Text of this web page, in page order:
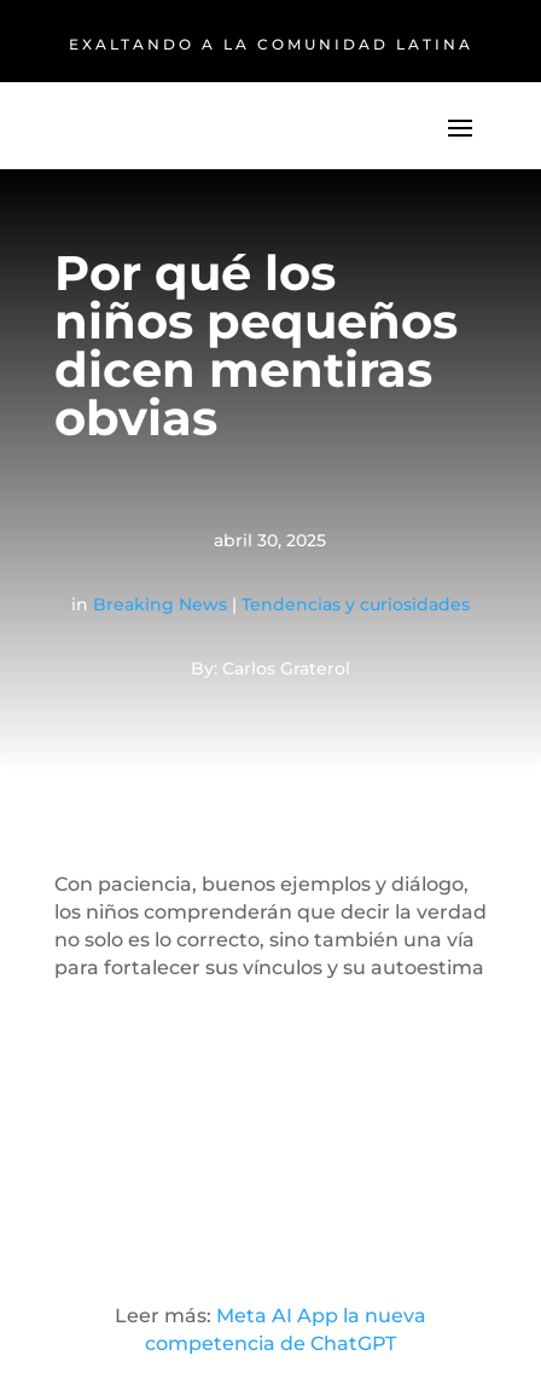
EXALTANDO A LA COMUNIDAD LATINA
Por qué los
niños pequeños
dicen mentiras
obvias
abril 30, 2025
in Breaking News| Tendencias y curiosidades
By: Carlos Graterol
Con paciencia, buenos ejemplos y diálogo,
los niños comprenderán que decir la verdad
no solo es lo correcto, sino también una vía
para fortalecer sus vínculos y su autoestima
Leer más: Meta AI App la nueva
competencia de ChatGPT